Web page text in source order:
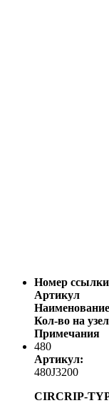
Номер ссылки
Артикул
Наименование
Кол-во на узел
Примечания
480
Артикул:
480J3200
CIRCRIP-